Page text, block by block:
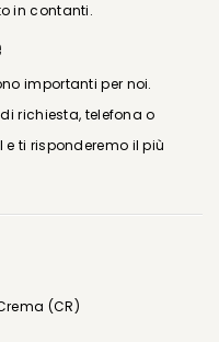
in contanti.
importanti per noi.
richiesta, telefona o
ti risponderemo il più
(CR)